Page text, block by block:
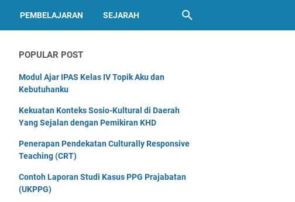
PEMBELAJARAN SEJARAH
POPULAR POST
Modul Ajar IPAS Kelas IV Topik Aku dan
Kebutuhanku
Kekuatan Konteks Sosio-Kultural di Daerah
Yang Sejalan dengan Pemikiran KHD
Penerapan Pendekatan Culturally Responsive
Teaching (CRT)
Contoh Laporan Studi Kasus PPG Prajabatan
(UKPPG)